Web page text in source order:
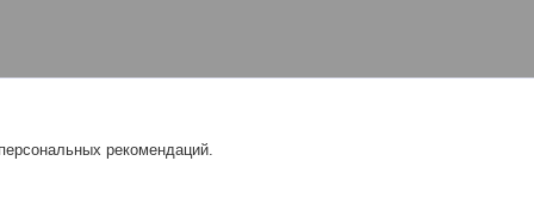
рекомендаций.